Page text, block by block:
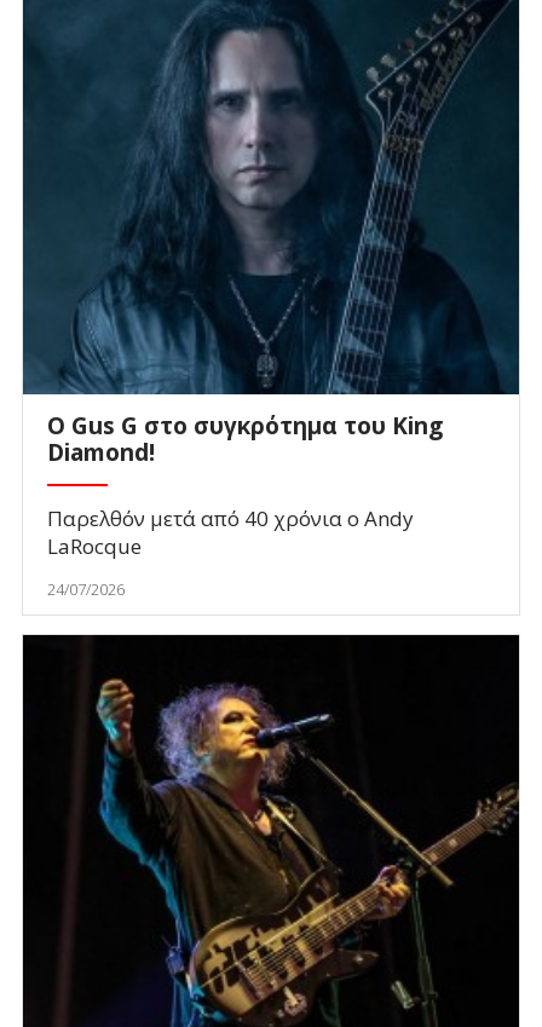
O Gus G στο συγκρότημα του King
Diamond!
Παρελθόν μετά από 40 χρόνια ο Andy
LaRocque
24/07/2026